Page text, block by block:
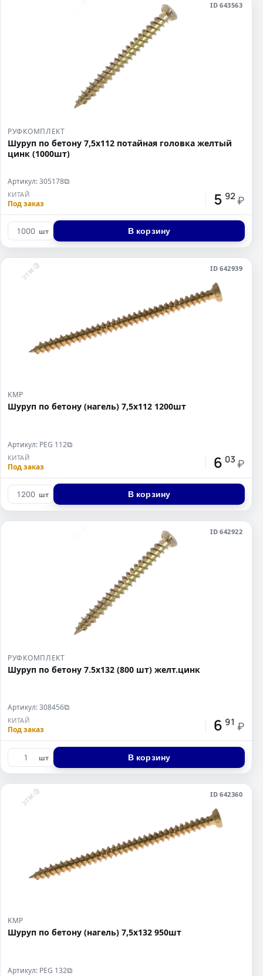
ID 643563
РУФКОМПЛЕКТ
Шуруп по бетону 7,5х112 потайная головка желтый
цинк (1000шт)
Артикул: 305178⧉
КИТАЙ
Под заказ 5 92 ₽
шт В корзину
ID 642939
KMP
Шуруп по бетону (нагель) 7,5x112 1200шт
Артикул: PEG 112⧉
КИТАЙ
Под заказ 6 03 ₽
шт В корзину
ID 642922
РУФКОМПЛЕКТ
Шуруп по бетону 7.5х132 (800 шт) желт.цинк
Артикул: 308456⧉
КИТАЙ
Под заказ 6 91 ₽
шт В корзину
ID 642360
KMP
Шуруп по бетону (нагель) 7,5x132 950шт
Артикул: PEG 132⧉